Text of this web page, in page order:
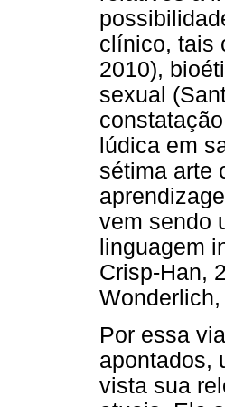
clínico, tais
2010),
sexual
lúdica em
sétima arte
vem sendo
linguagem
Crisp-Han,
Wonderlich,
Por essa
apontados,
vista sua